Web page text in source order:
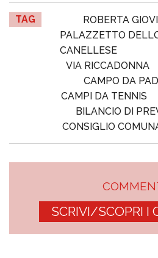
TAG
ROBERTA
PALAZZETTO
CANELLESE
VIA RICCADONNA
CAMPO DA
CAMPI DA TENNIS
BILANCIO DI
CONSIGLIO
SCRIVI/SCOPRI I